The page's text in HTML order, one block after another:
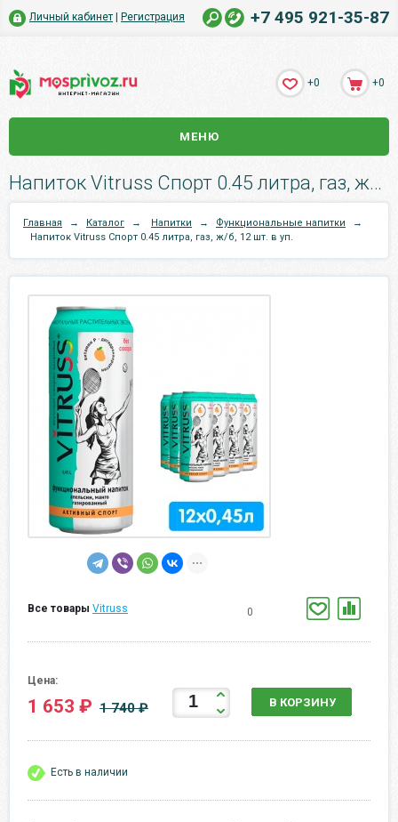
Личный кабинет Регистрация +7 495 921-35-87
+0 +0
МЕНЮ
Напиток Vitruss Спорт 0.45 литра, газ, ж/б, 12 шт. в уп..
Главная → Каталог → Напитки → Функциональные напитки
→
Напиток Vitruss Спорт 0.45 литра, газ, ж/б, 12 шт. в уп.
Все товары Vitruss 0
Цена:
1 653 ₽ 1 740 ₽ В КОРЗИНУ
Есть в наличии